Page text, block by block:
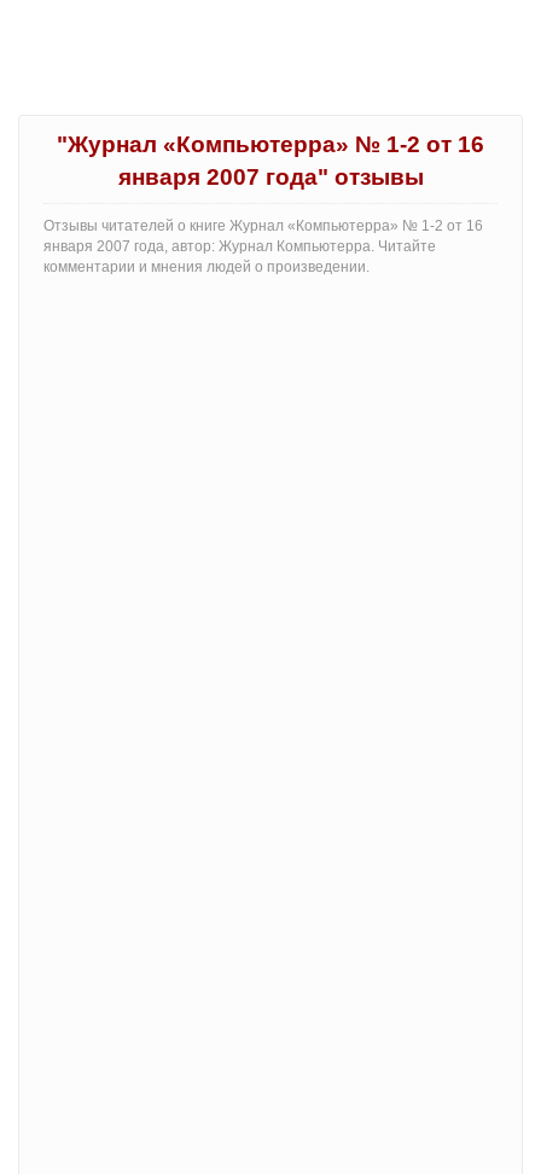
"Журнал «Компьютерра» № 1-2 от 16
января 2007 года" отзывы
Отзывы читателей о книге Журнал «Компьютерра» № 1-2 от 16
января 2007 года, автор: Журнал Компьютерра. Читайте
комментарии и мнения людей о произведении.